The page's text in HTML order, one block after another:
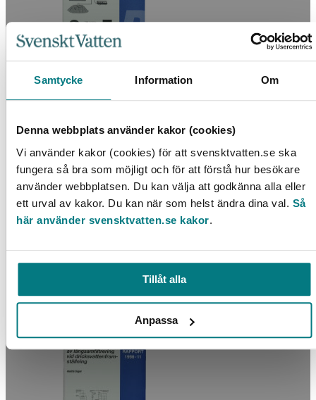
Samtycke Information Om
Denna webbplats använder kakor (cookies)
Vi använder kakor (cookies) för att svensktvatten.se ska
fungera så bra som möjligt och för att förstå hur besökare
använder webbplatsen. Du kan välja att godkänna alla eller
ett urval av kakor. Du kan när som helst ändra dina val. Så
här använder svensktvatten.se kakor.
Tillåt alla
Anpassa
Analys av avloppssystem med datormodeller